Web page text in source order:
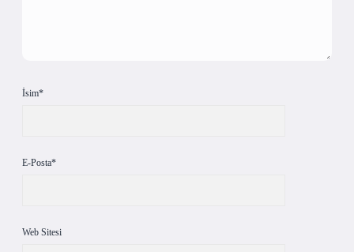
İsim*
E-Posta*
Web Sitesi